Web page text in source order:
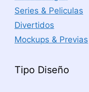
Series & Peliculas
Divertidos
Mockups & Previas
Tipo Diseño